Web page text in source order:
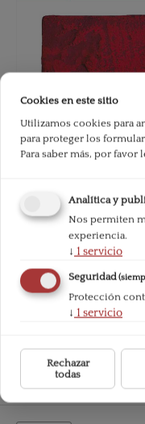
Cookies en este sitio
Utilizamos cookies para
para proteger los
Para saber más, por favor
Analítica y
Nos permiten
experiencia.
↓ 1servicio
Seguridad
Protección
↓ 1servicio
Rechazar
todas